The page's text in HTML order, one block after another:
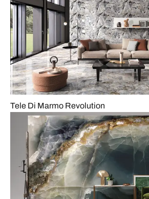
Tele Di Marmo Revolution